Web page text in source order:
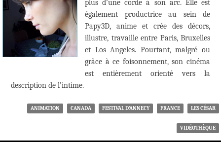
plus d’une corde à son arc. Elle est
également productrice au sein de
Papy3D, anime et crée des décors,
illustre, travaille entre Paris, Bruxelles
et Los Angeles. Pourtant, malgré ou
grâce à ce foisonnement, son cinéma
est entièrement orienté vers la
description de l’intime.
ANIMATION CANADA FESTIVAL D'ANNECY FRANCE LES CÉSAR
VIDÉOTHÈQUE